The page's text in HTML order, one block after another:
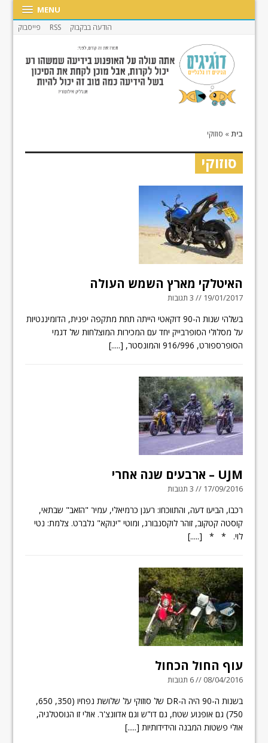
MENU
הודעה בבקבוק RSS פייסבוק
בית» סוזוקי
סוזוקי
האיטלקי מארץ השמש העולה
19/01/2017 // 3 תגובות
בשלהי שנות ה-90 דוקאטי הייתה תחת מתקפה יפנית, הדומיננטיות
על מסלולי הסופרבייק יחד עם המכירות המוצלחות של דגמי
הסופרספורט, 916/996 והמונסטר,
[.....]
UJM – ארבעים שנה אחרי
17/09/2016 // 3 תגובות
רכבו, הביעו דעה, והתווכחו: רענן כרמיאלי, עמיר "הזאב" שבתאי,
קוסטה קטקוב, זוהר לוקסנבורג, ומוטי "ינוקא" גלברט. צלמת: נטי
לוי. * * [.....]
עוף החול הכחול
08/04/2016 // 6 תגובות
בשנות ה-90 היה ה-DR של סוזוקי על שלושת נפחיו (350, 650,
750) גם אופנוע שטח, גם דו"ש וגם אדוונצ'ר. אולי זו הנוסטלגיה,
אולי פשטות המבנה והידידותיות [.....]